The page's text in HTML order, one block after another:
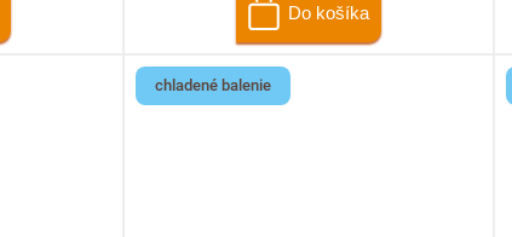
Do košíka
chladené balenie